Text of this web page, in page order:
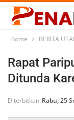
Home BERITA
Rapat
Ditunda
Diterbitkan Rabu, 25